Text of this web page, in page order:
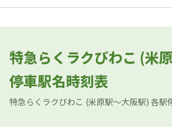
特急らくラクびわこ (米
停車駅名時刻表
特急らくラクびわこ (米原駅～大阪駅) 各駅